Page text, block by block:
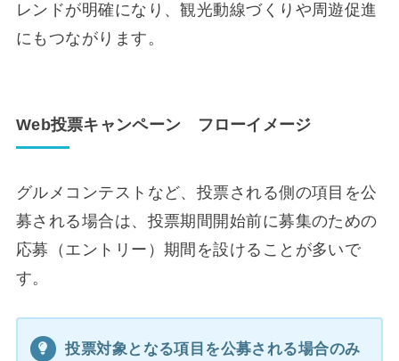
レンドが明確になり、観光動線づくりや周遊促進
にもつながります。
Web投票キャンペーン フローイメージ
グルメコンテストなど、投票される側の項目を公
募される場合は、投票期間開始前に募集のための
応募（エントリー）期間を設けることが多いで
す。
投票対象となる項目を公募される場合のみ